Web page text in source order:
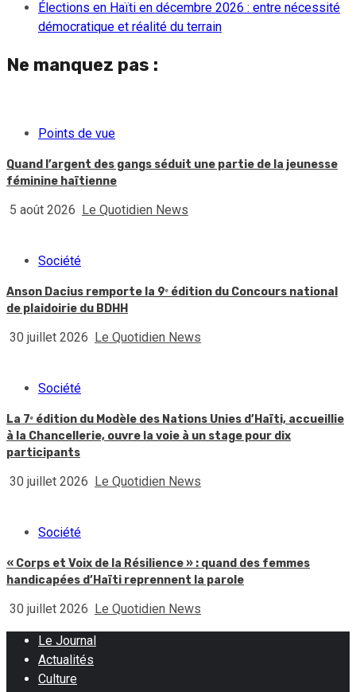
Élections en Haïti en décembre 2026 : entre nécessité
démocratique et réalité du terrain
Ne manquez pas :
Points de vue
Quand l’argent des gangs séduit une partie de la jeunesse
féminine haïtienne
5 août 2026 Le Quotidien News
Société
Anson Dacius remporte la 9ᵉ édition du Concours national
de plaidoirie du BDHH
30 juillet 2026 Le Quotidien News
Société
La 7ᵉ édition du Modèle des Nations Unies d’Haïti, accueillie
à la Chancellerie, ouvre la voie à un stage pour dix
participants
30 juillet 2026 Le Quotidien News
Société
« Corps et Voix de la Résilience » : quand des femmes
handicapées d’Haïti reprennent la parole
30 juillet 2026 Le Quotidien News
Le Journal
Actualités
Culture